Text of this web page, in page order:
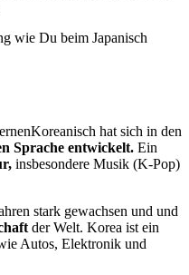
wie Du beim Japanisch
Koreanisch hat sich in den
Sprache entwickelt. Ein
insbesondere Musik (K-Pop)
stark gewachsen und und
der Welt. Korea ist ein
Autos, Elektronik und